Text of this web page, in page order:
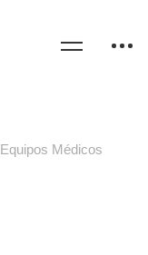
Equipos Médicos